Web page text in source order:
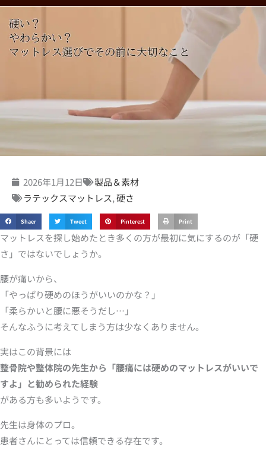
2026年1月12日
製品＆素材
ラテックスマットレス,硬さ
Shaer Tweet Pinterest Print
マットレスを探し始めたとき多くの方が最初に気にするのが「硬
さ」ではないでしょうか。
腰が痛いから、
「やっぱり硬めのほうがいいのかな？」
「柔らかいと腰に悪そうだし…」
そんなふうに考えてしまう方は少なくありません。
実はこの背景には
整骨院や整体院の先生から「腰痛には硬めのマットレスがいいで
すよ」と勧められた経験
がある方も多いようです。
先生は身体のプロ。
患者さんにとっては信頼できる存在です。